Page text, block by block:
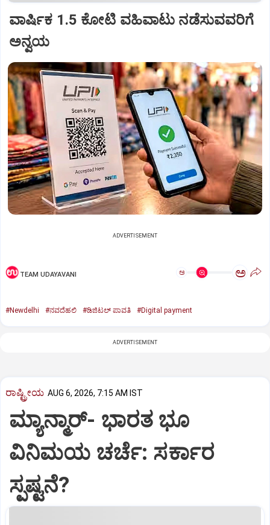
ವಾರ್ಷಿಕ 1.5 ಕೋಟಿ ವಹಿವಾಟು ನಡೆಸುವವರಿಗೆ
ಅನ್ವಯ
ADVERTISEMENT
TEAM UDAYAVANI ಅ ಅ
#Newdelhi #ನವದೆಹಲಿ #ಡಿಜಿಟಲ್ ಪಾವತಿ #Digital payment
ADVERTISEMENT
ರಾಷ್ಟ್ರೀಯ AUG 6, 2026, 7:15 AM IST
ಮ್ಯಾನ್ಮಾರ್- ಭಾರತ ಭೂ
ವಿನಿಮಯ ಚರ್ಚೆ: ಸರ್ಕಾರ
ಸ್ಪಷ್ಟನೆ?